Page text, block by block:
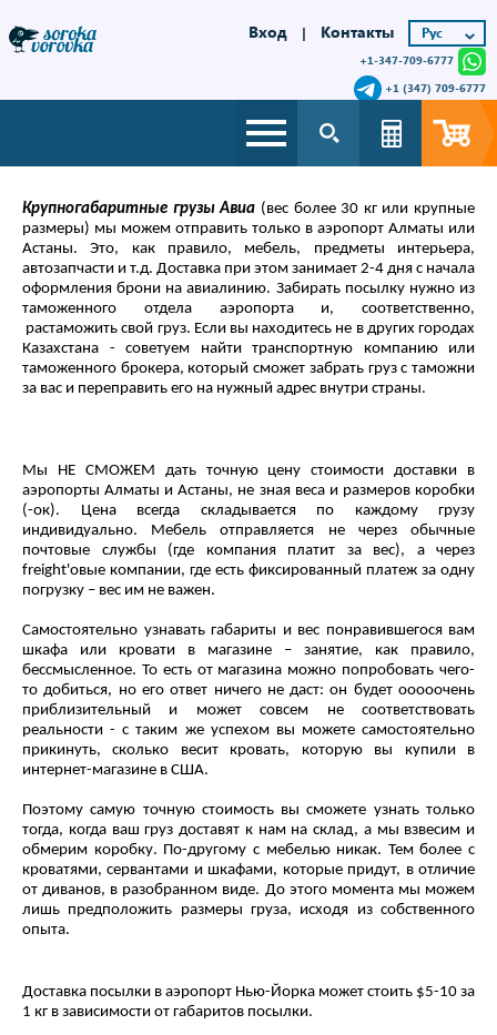
Вход | Контакты
+1-347-709-6777
+1 (347) 709-6777
Крупногабаритные грузы Авиа (вес более 30 кг или крупные
размеры) мы можем отправить только в аэропорт Алматы или
Астаны. Это, как правило, мебель, предметы интерьера,
автозапчасти и т.д. Доставка при этом занимает 2-4 дня с начала
оформления брони на авиалинию. Забирать посылку нужно из
таможенного отдела аэропорта и, соответственно,
растаможить свой груз. Если вы находитесь не в других городах
Казахстана - советуем найти транспортную компанию или
таможенного брокера, который сможет забрать груз с таможни
за вас и переправить его на нужный адрес внутри страны.
Мы НЕ СМОЖЕМ дать точную цену стоимости доставки в
аэропорты Алматы и Астаны, не зная веса и размеров коробки
(-ок). Цена всегда складывается по каждому грузу
индивидуально. Мебель отправляется не через обычные
почтовые службы (где компания платит за вес), а через
freight'овые компании, где есть фиксированный платеж за одну
погрузку – вес им не важен.
Самостоятельно узнавать габариты и вес понравившегося вам
шкафа или кровати в магазине – занятие, как правило,
бессмысленное. То есть от магазина можно попробовать чего-
то добиться, но его ответ ничего не даст: он будет ооооочень
приблизительный и может совсем не соответствовать
реальности - с таким же успехом вы можете самостоятельно
прикинуть, сколько весит кровать, которую вы купили в
интернет-магазине в США.
Поэтому самую точную стоимость вы сможете узнать только
тогда, когда ваш груз доставят к нам на склад, а мы взвесим и
обмерим коробку. По-другому с мебелью никак. Тем более с
кроватями, сервантами и шкафами, которые придут, в отличие
от диванов, в разобранном виде. До этого момента мы можем
лишь предположить размеры груза, исходя из собственного
опыта.
Доставка посылки в аэропорт Нью-Йорка может стоить $5-10 за
1 кг в зависимости от габаритов посылки.